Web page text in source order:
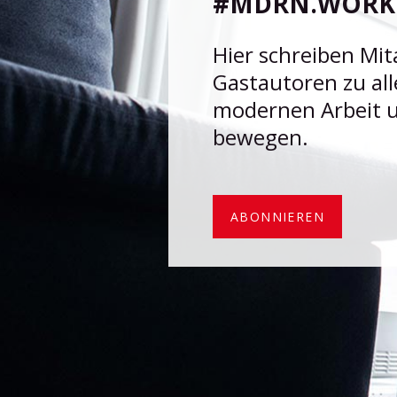
Generation machen – vernetzt, flexibel und integriert
mit Microsoft 365.
HXA Smart Cube
HXA Smart Glas
HXA Door Connect App
HXA Room Calendar Display App
Hier schreiben
Gastautoren zu
modernen Arbeit
bewegen.
ABONNIEREN